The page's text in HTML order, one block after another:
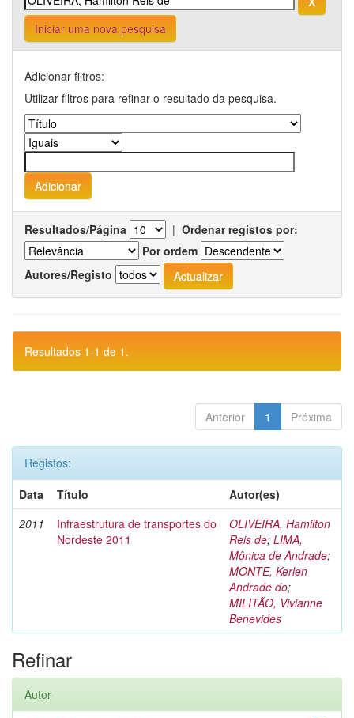
Iniciar uma nova pesquisa
Adicionar filtros:
Utilizar filtros para refinar o resultado da pesquisa.
Resultados/Página | Ordenar registos por:
Por ordem
Autores/Registo
Resultados 1-1 de 1.
Anterior 1 Próxima
Registos:
Data
Título
Autor(es)
2011
Infraestrutura de transportes do
Nordeste 2011
OLIVEIRA, Hamilton
Reis de; LIMA,
Mônica de Andrade;
MONTE, Kerlen
Andrade do;
MILITÃO, Vivianne
Benevides
Refinar
Autor